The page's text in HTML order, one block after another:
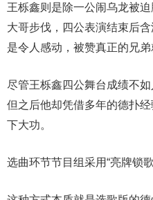
王栎鑫则是除一公闹乌龙被
大哥步伐，四公表演结束后
是令人感动，被赞真正的兄弟
尽管王栎鑫四公舞台成绩不
但之后他却凭借多年的德扑
下大功。
选曲环节节目组采用“亮牌锁